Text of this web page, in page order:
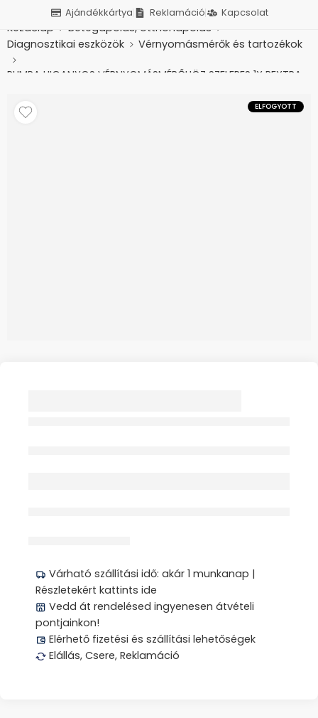
Ajándékkártya Reklamáció Kapcsolat
Kezdőlap
Betegápolás, otthonápolás
Diagnosztikai eszközök
Vérnyomásmérők és tartozékok
PUMPA HIGANYOS VÉRNYOMÁSMÉRŐHÖZ SZELEPES 1X REXTRA
ELFOGYOTT
Várható szállítási idő: akár 1 munkanap |
Részletekért kattints ide
Vedd át rendelésed ingyenesen átvételi
pontjainkon!
Elérhető fizetési és szállítási lehetőségek
Elállás, Csere, Reklamáció